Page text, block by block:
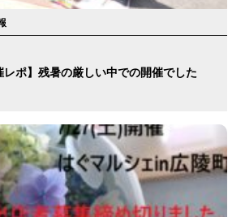
レポ】残暑の厳しい中での開催でした